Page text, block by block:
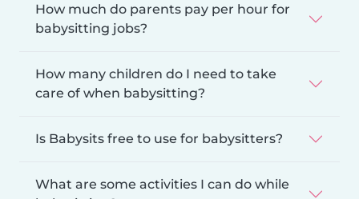
How much do parents pay per hour for
babysitting jobs?
How many children do I need to take
care of when babysitting?
Is Babysits free to use for babysitters?
What are some activities I can do while